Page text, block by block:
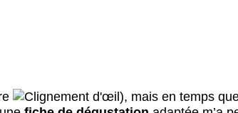
), mais en temps